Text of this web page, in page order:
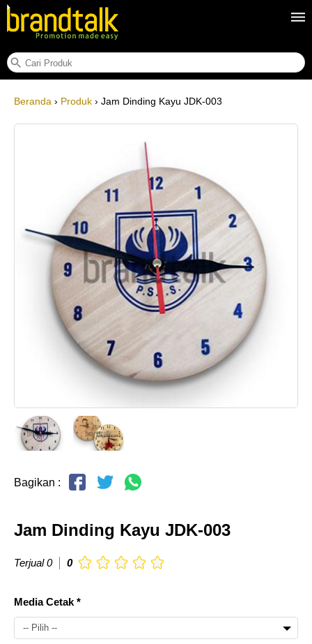
Beranda › Produk › Jam Dinding Kayu JDK-003
Bagikan :
Jam Dinding Kayu JDK-003
Terjual 0 0
Media Cetak *
-- Pilih --